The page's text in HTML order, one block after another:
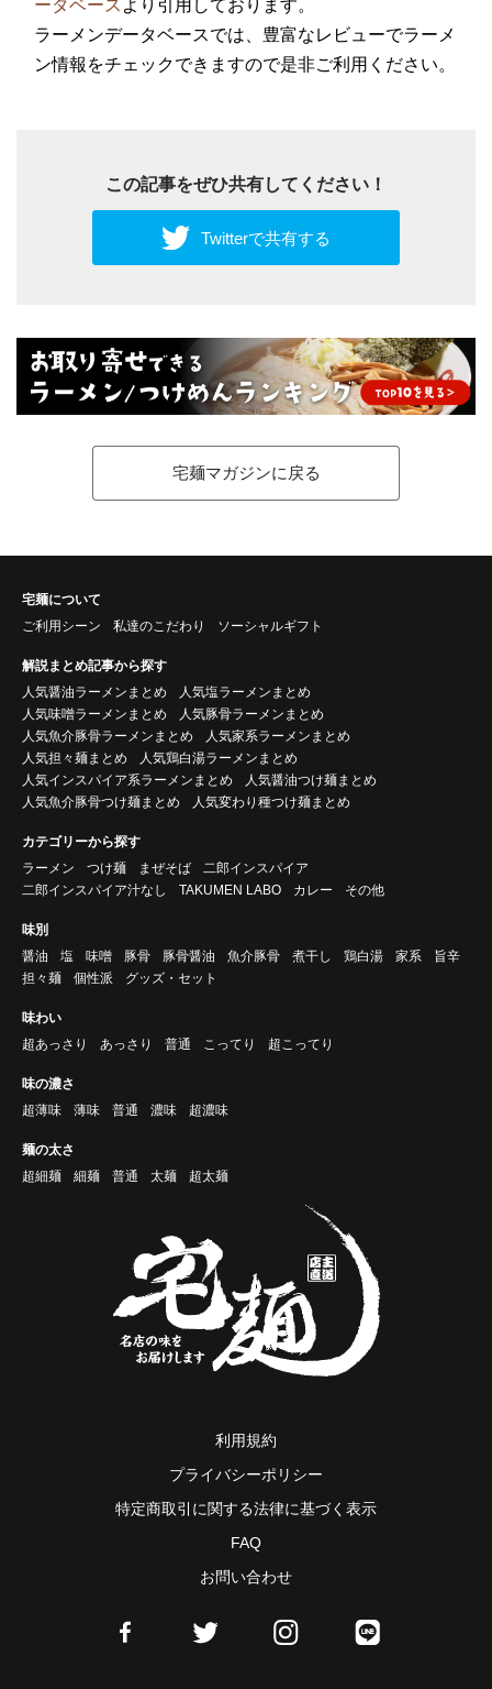
ータベース より引用しております。
ラーメンデータベースでは、豊富なレビューでラーメ
ン情報をチェックできますので是非ご利用ください。
この記事をぜひ共有してください！
Twitterで共有する
宅麺マガジンに戻る
宅麺について
ご利用シーン
私達のこだわり ソーシャルギフト
解説まとめ記事から探す
人気醤油ラーメンまとめ
人気塩ラーメンまとめ
人気味噌ラーメンまとめ
人気豚骨ラーメンまとめ
人気魚介豚骨ラーメンまとめ
人気家系ラーメンまとめ
人気担々麺まとめ
人気鶏白湯ラーメンまとめ
人気インスパイア系ラーメンまとめ
人気醤油つけ麺まとめ
人気魚介豚骨つけ麺まとめ
人気変わり種つけ麺まとめ
カテゴリーから探す
ラーメン
つけ麺 まぜそば
二郎インスパイア
二郎インスパイア汁なし
TAKUMEN LABO カレー その他
味別
醤油
塩 味噌 豚骨 豚骨醤油 魚介豚骨 煮干し 鶏白湯 家系
旨辛
担々麺
個性派 グッズ・セット
味わい
超あっさり
あっさり 普通 こってり 超こってり
味の濃さ
超薄味
薄味 普通 濃味 超濃味
麺の太さ
超細麺
細麺 普通 太麺 超太麺
利用規約
プライバシーポリシー
特定商取引に関する法律に基づく表示
FAQ
お問い合わせ